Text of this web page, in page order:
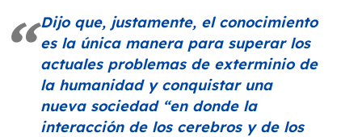
Dijo que, justamente, el conocimiento
es la única manera para superar los
actuales problemas de exterminio de
la humanidad y conquistar una
nueva sociedad “en donde la
interacción de los cerebros y de los